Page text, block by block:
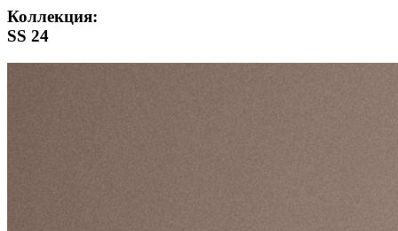
Коллекция:
SS 24